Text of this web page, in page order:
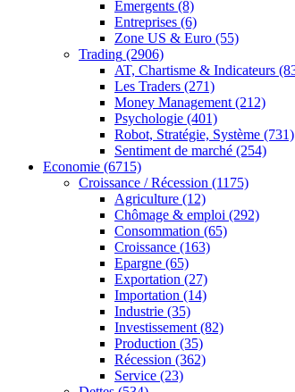
Emergents (8)
Entreprises (6)
Zone US & Euro (55)
Trading (2906)
AT, Chartisme & Indicateurs
Les Traders (271)
Money Management (212)
Psychologie (401)
Robot, Stratégie, Système (731)
Sentiment de marché (254)
Economie (6715)
Croissance / Récession (1175)
Agriculture (12)
Chômage & emploi (292)
Consommation (65)
Croissance (163)
Epargne (65)
Exportation (27)
Importation (14)
Industrie (35)
Investissement (82)
Production (35)
Récession (362)
Service (23)